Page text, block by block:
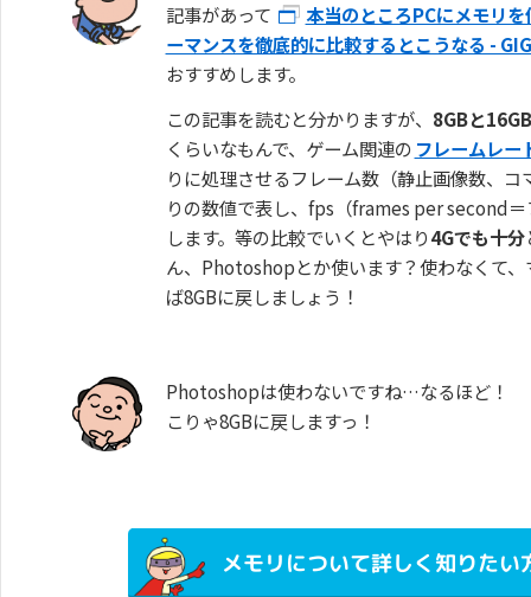
記事があって
本当のところPCにメモリ
ーマンスを徹底的に比較するとこうなる -
おすすめします。
この記事を読むと分かりますが、 8GBと
くらいなもんで、ゲーム関連の フレームレー
りに処理させるフレーム数（静止画像数、
りの数値で表し、fps（frames per second
します。 等の比較でいくとやはり4Gでも十分
ん、Photoshopとか使います？使わなくて
ば8GBに戻しましょう！
Photoshopは使わないですね…なるほど！
こりゃ8GBに戻しますっ！
メモリについて詳しく知りたい